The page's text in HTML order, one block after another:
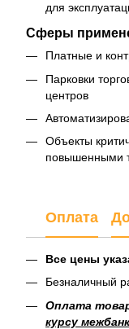
для
Сферы
Платные и
Парковки
центров
Объекты
повышенными
Оплата
Все цены
Безналичный
Оплата
курсу